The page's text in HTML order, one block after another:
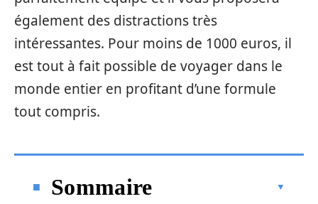
également des distractions très
intéressantes. Pour moins de 1000 euros, il
est tout à fait possible de voyager dans le
monde entier en profitant d’une formule
tout compris.
Sommaire